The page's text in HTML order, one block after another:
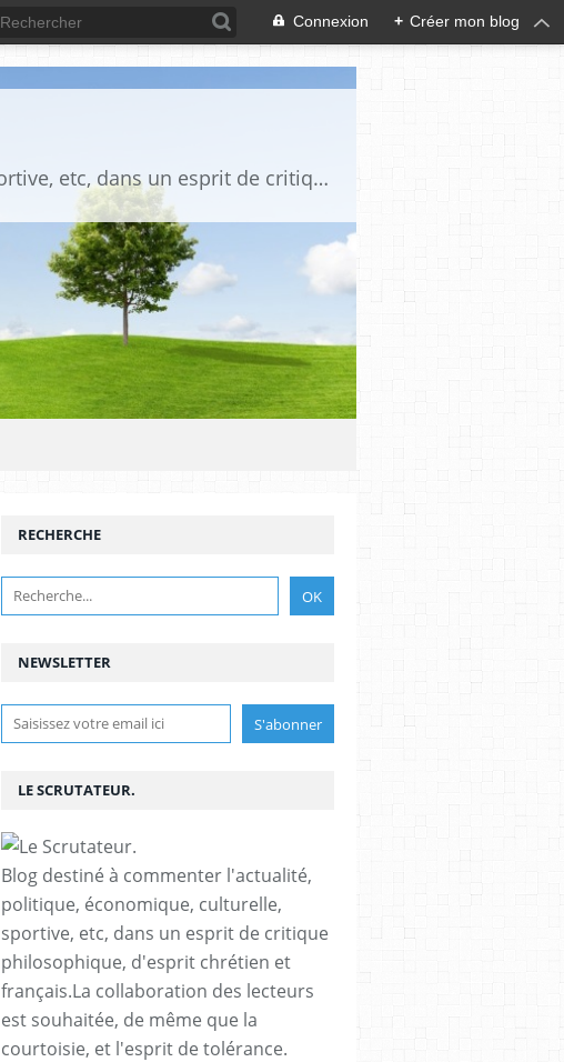
Connexion + Créer mon blog
Blog destiné à commenter l'actualité, politique, économique, culturelle, sportive, etc, dans un esprit de critique philosophique, d'esprit chrétien et français.La collaboration des lecteurs est souhaitée, de même que la courtoisie, et l'esprit de tolérance.
NEWSLETTER
RECHERCHE
LE SCRUTATEUR.
Blog destiné à commenter l'actualité,
politique, économique, culturelle,
sportive, etc, dans un esprit de critique
philosophique, d'esprit chrétien et
français.La collaboration des lecteurs
est souhaitée, de même que la
courtoisie, et l'esprit de tolérance.